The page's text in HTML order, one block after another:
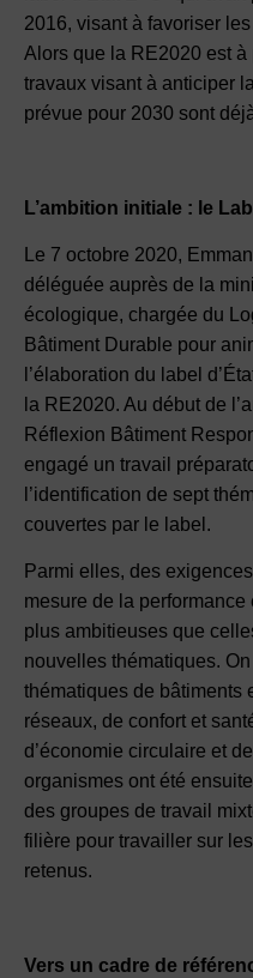
2016, visant à favoriser
Alors que la RE2020 est
travaux visant à anticiper
prévue pour 2030 sont
L’ambition initiale : le
Le 7 octobre 2020,
déléguée auprès de la
écologique, chargée du
Bâtiment Durable pour
l’élaboration du label
la RE2020. Au début de
Réflexion Bâtiment
engagé un travail
l’identification de sept
couvertes par le label.
Parmi elles, des
mesure de la
plus ambitieuses que
nouvelles thématiques.
thématiques de bâtiments
réseaux, de confort et
d’économie circulaire et
organismes ont été
des groupes de travail
filière pour travailler sur
retenus.
Vers un cadre de